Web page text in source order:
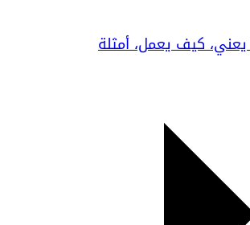
يعني، كيف يعمل، أمثلة